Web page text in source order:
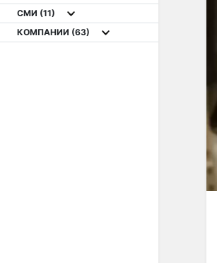
СМИ (11)
КОМПАНИИ (63)